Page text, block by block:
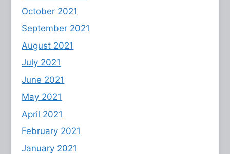
October 2021
September 2021
August 2021
July 2021
June 2021
May 2021
April 2021
February 2021
January 2021